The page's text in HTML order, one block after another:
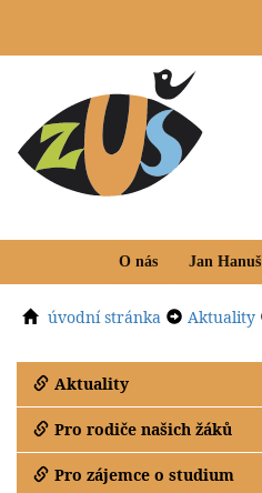
O nás Jan Hanuš
úvodní stránka Aktuality
Aktuality
Pro rodiče našich žáků
Pro zájemce o studium